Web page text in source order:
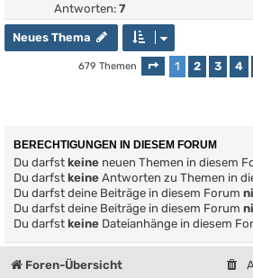
Antworten: 7
Neues Thema
679 Themen Seite 1von 14
1 2 3 4
BERECHTIGUNGEN IN DIESEM FORUM
Du darfst keine neuen Themen in diesem
Du darfst keine Antworten zu Themen in
Du darfst deine Beiträge in diesem Forum
Du darfst deine Beiträge in diesem Forum
Du darfst keine Dateianhänge in diesem
Foren-Übersicht